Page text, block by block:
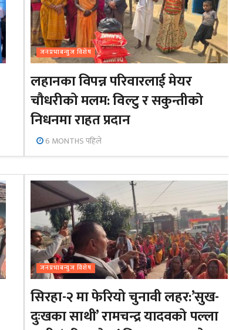
जनप्रभाबन्युज विशेष
लहानका विपन्न परिवारलाई मेयर
चौधरीको मलम: विल्टु र सकुन्तीको
निधनमा राहत प्रदान
6 MONTHS पहिले
जनप्रभाबन्युज विशेष
सिरहा-२ मा फेरियो चुनावी लहर:’सुख-
दुःखका साथी’ रामचन्द्र यादवको पल्ला